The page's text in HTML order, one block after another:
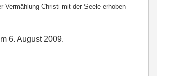
Vermählung Christi mit der Seele erhoben
6. August 2009.